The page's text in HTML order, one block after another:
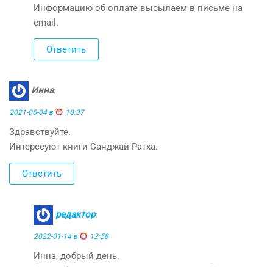
Информацию об оплате высылаем в письме на
email.
Ответить
Инна:
2021-05-04 в 18:37
Здравствуйте.
Интересуют книги Санджай Ратха.
Ответить
редактор:
2022-01-14 в 12:58
Инна, добрый день.